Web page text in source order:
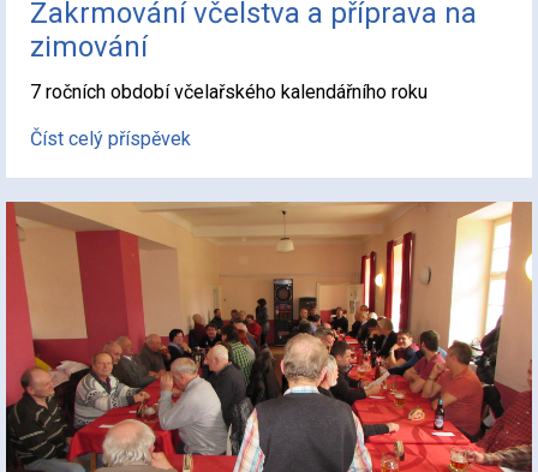
Zakrmování včelstva a příprava na
zimování
7 ročních období včelařského kalendářního roku
Číst celý příspěvek